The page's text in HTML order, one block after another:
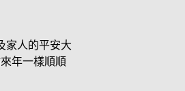
家人的平安大
年一樣順順